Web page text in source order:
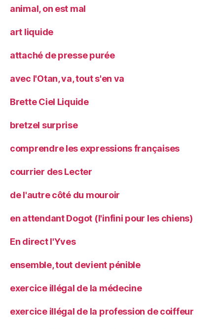
animal, on est mal
art liquide
attaché de presse purée
avec l'Otan, va, tout s'en va
Brette Ciel Liquide
bretzel surprise
comprendre les expressions françaises
courrier des Lecter
de l'autre côté du mouroir
en attendant Dogot (l'infini pour les chiens)
En direct l'Yves
ensemble, tout devient pénible
exercice illégal de la médecine
exercice illégal de la profession de coiffeur